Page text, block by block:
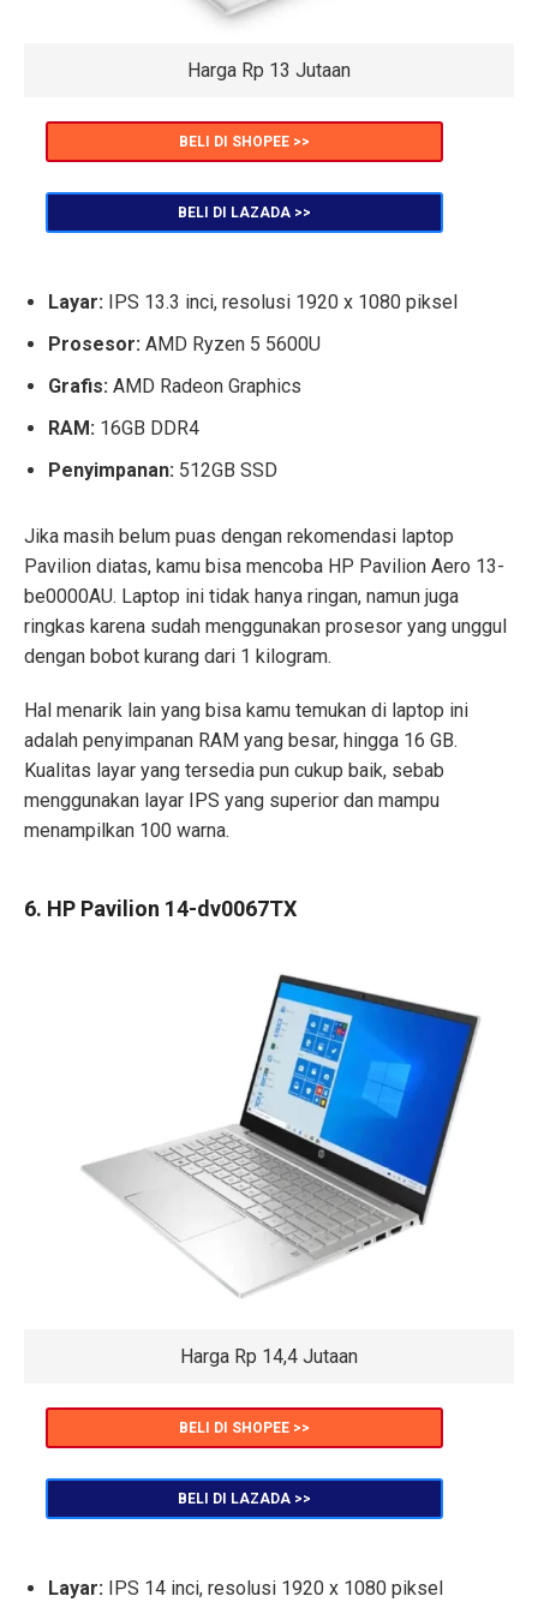
Harga Rp 13 Jutaan
BELI DI SHOPEE >>
BELI DI LAZADA >>
Layar: IPS 13.3 inci, resolusi 1920 x 1080 piksel
Prosesor: AMD Ryzen 5 5600U
Grafis: AMD Radeon Graphics
RAM: 16GB DDR4
Penyimpanan: 512GB SSD
Jika masih belum puas dengan rekomendasi laptop
Pavilion diatas, kamu bisa mencoba HP Pavilion Aero 13-
be0000AU. Laptop ini tidak hanya ringan, namun juga
ringkas karena sudah menggunakan prosesor yang unggul
dengan bobot kurang dari 1 kilogram.
Hal menarik lain yang bisa kamu temukan di laptop ini
adalah penyimpanan RAM yang besar, hingga 16 GB.
Kualitas layar yang tersedia pun cukup baik, sebab
menggunakan layar IPS yang superior dan mampu
menampilkan 100 warna.
6. HP Pavilion 14-dv0067TX
Harga Rp 14,4 Jutaan
BELI DI SHOPEE >>
BELI DI LAZADA >>
Layar: IPS 14 inci, resolusi 1920 x 1080 piksel